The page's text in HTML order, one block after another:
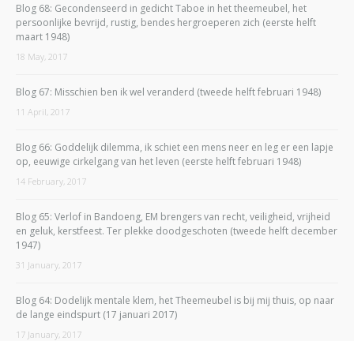
Blog 68: Gecondenseerd in gedicht Taboe in het theemeubel, het
persoonlijke bevrijd, rustig, bendes hergroeperen zich (eerste helft
maart 1948)
18 May, 2017
Blog 67: Misschien ben ik wel veranderd (tweede helft februari 1948)
11 April, 2017
Blog 66: Goddelijk dilemma, ik schiet een mens neer en leg er een lapje
op, eeuwige cirkelgang van het leven (eerste helft februari 1948)
14 February, 2017
Blog 65: Verlof in Bandoeng, EM brengers van recht, veiligheid, vrijheid
en geluk, kerstfeest. Ter plekke doodgeschoten (tweede helft december
1947)
31 January, 2017
Blog 64: Dodelijk mentale klem, het Theemeubel is bij mij thuis, op naar
de lange eindspurt (17 januari 2017)
17 January, 2017